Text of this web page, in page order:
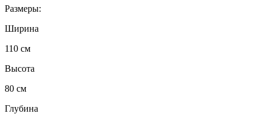
Размеры:
Ширина
110 см
Высота
80 см
Глубина